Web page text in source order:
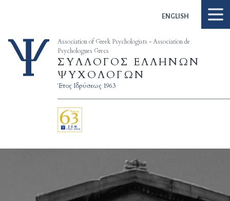
ENGLISH
Association of Greek Psychologists - Association de
Psychologues Grecs
ΣΥΛΛΟΓΟΣ ΕΛΛΗΝΩΝ
ΨΥΧΟΛΟΓΩΝ
Έτος Ιδρύσεως 1963